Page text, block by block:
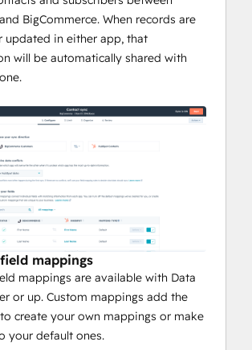
and reports.
BigCommerce. When records are
updated in either app, that
will be automatically shared with
mappings
mappings are available with Data
or up. Custom mappings add the
create your own mappings or make
your default ones.